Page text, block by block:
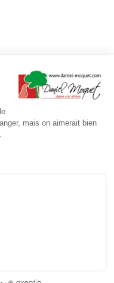
mais on aimerait bien